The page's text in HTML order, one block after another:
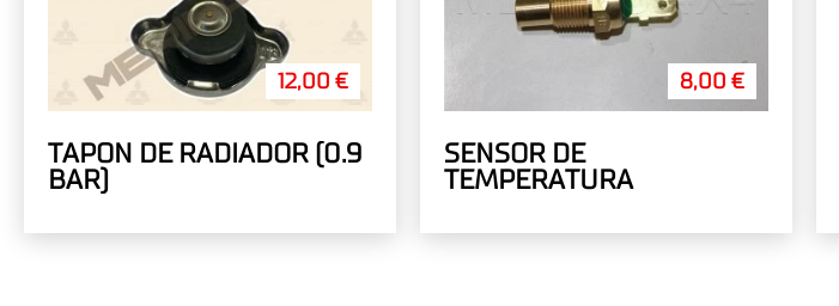
12,00 €
TAPON DE RADIADOR (0.9
BAR)
8,00 €
SENSOR DE
TEMPERATURA